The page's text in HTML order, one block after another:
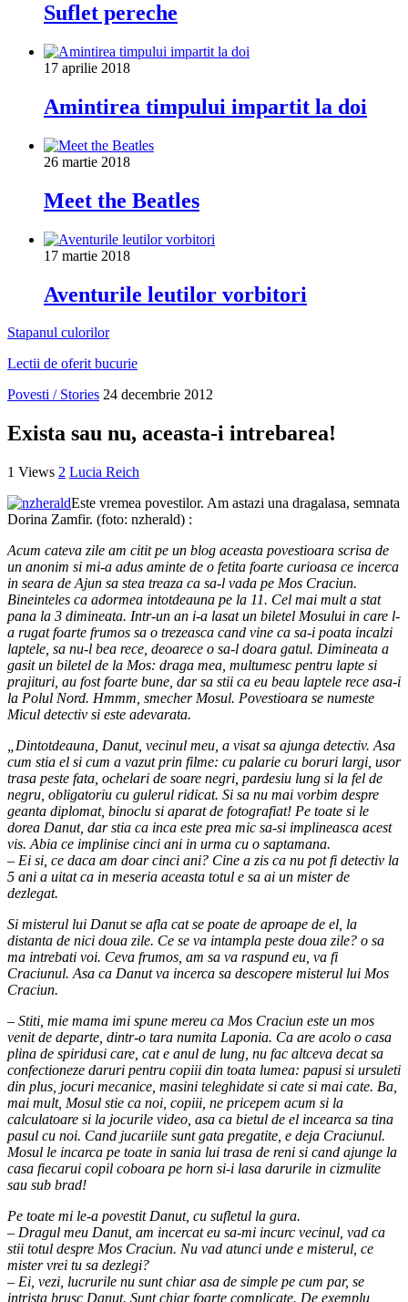
Suflet pereche
17 aprilie 2018
Amintirea timpului impartit la doi
26 martie 2018
Meet the Beatles
17 martie 2018
Aventurile leutilor vorbitori
Stapanul culorilor
Lectii de oferit bucurie
Povesti / Stories 24 decembrie 2012
Exista sau nu, aceasta-i intrebarea!
1 Views 2 Lucia Reich
Este vremea povestilor. Am astazi una dragalasa, semnata
Dorina Zamfir. (foto: nzherald) :
Acum cateva zile am citit pe un blog aceasta povestioara scrisa de
un anonim si mi-a adus aminte de o fetita foarte curioasa ce incerca
in seara de Ajun sa stea treaza ca sa-l vada pe Mos Craciun.
Bineinteles ca adormea intotdeauna pe la 11. Cel mai mult a stat
pana la 3 dimineata. Intr-un an i-a lasat un biletel Mosului in care l-
a rugat foarte frumos sa o trezeasca cand vine ca sa-i poata incalzi
laptele, sa nu-l bea rece, deoarece o sa-l doara gatul. Dimineata a
gasit un biletel de la Mos: draga mea, multumesc pentru lapte si
prajituri, au fost foarte bune, dar sa stii ca eu beau laptele rece asa-i
la Polul Nord. Hmmm, smecher Mosul. Povestioara se numeste
Micul detectiv si este adevarata.
„Dintotdeauna, Danut, vecinul meu, a visat sa ajunga detectiv. Asa
cum stia el si cum a vazut prin filme: cu palarie cu boruri largi, usor
trasa peste fata, ochelari de soare negri, pardesiu lung si la fel de
negru, obligatoriu cu gulerul ridicat. Si sa nu mai vorbim despre
geanta diplomat, binoclu si aparat de fotografiat! Pe toate si le
dorea Danut, dar stia ca inca este prea mic sa-si implineasca acest
vis. Abia ce implinise cinci ani in urma cu o saptamana.
– Ei si, ce daca am doar cinci ani? Cine a zis ca nu pot fi detectiv la
5 ani a uitat ca in meseria aceasta totul e sa ai un mister de
dezlegat.
Si misterul lui Danut se afla cat se poate de aproape de el, la
distanta de nici doua zile. Ce se va intampla peste doua zile? o sa
ma intrebati voi. Ceva frumos, am sa va raspund eu, va fi
Craciunul. Asa ca Danut va incerca sa descopere misterul lui Mos
Craciun.
– Stiti, mie mama imi spune mereu ca Mos Craciun este un mos
venit de departe, dintr-o tara numita Laponia. Ca are acolo o casa
plina de spiridusi care, cat e anul de lung, nu fac altceva decat sa
confectioneze daruri pentru copiii din toata lumea: papusi si ursuleti
din plus, jocuri mecanice, masini teleghidate si cate si mai cate. Ba,
mai mult, Mosul stie ca noi, copiii, ne pricepem acum si la
calculatoare si la jocurile video, asa ca bietul de el incearca sa tina
pasul cu noi. Cand jucariile sunt gata pregatite, e deja Craciunul.
Mosul le incarca pe toate in sania lui trasa de reni si cand ajunge la
casa fiecarui copil coboara pe horn si-i lasa darurile in cizmulite
sau sub brad!
Pe toate mi le-a povestit Danut, cu sufletul la gura.
– Dragul meu Danut, am incercat eu sa-mi incurc vecinul, vad ca
stii totul despre Mos Craciun. Nu vad atunci unde e misterul, ce
mister vrei tu sa dezlegi?
– Ei, vezi, lucrurile nu sunt chiar asa de simple pe cum par, se
intrista brusc Danut. Sunt chiar foarte complicate. De exemplu,